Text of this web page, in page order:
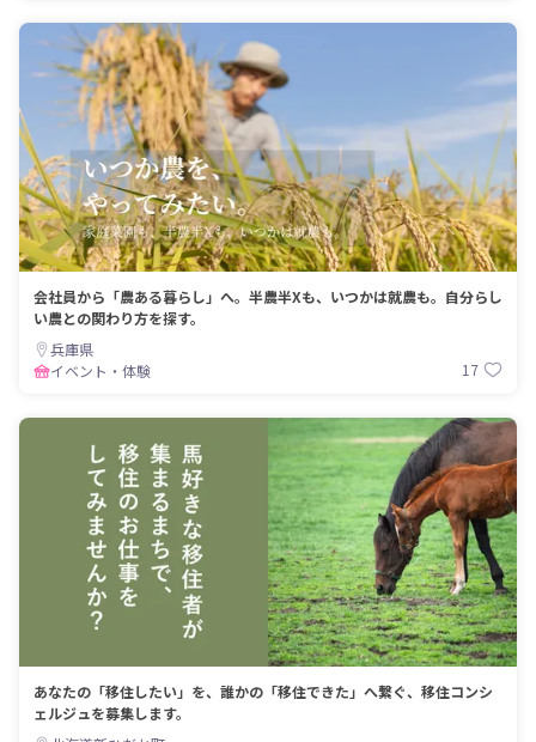
会社員から「農ある暮らし」へ。半農半Xも、いつかは就農も。自分らし
い農との関わり方を探す。
兵庫県
イベント・体験
17
あなたの「移住したい」を、誰かの「移住できた」へ繋ぐ、移住コンシ
ェルジュを募集します。